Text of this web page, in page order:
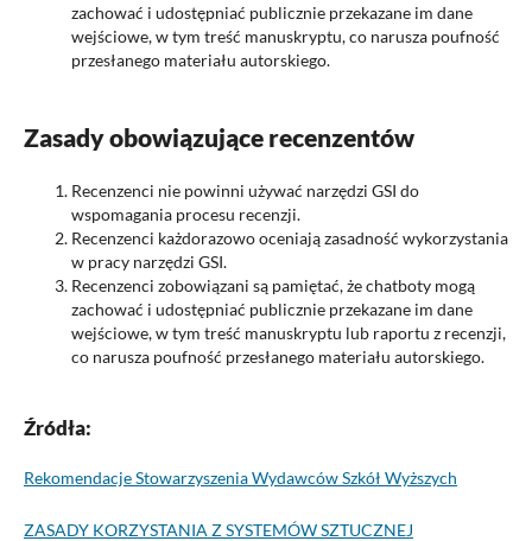
zachować i udostępniać publicznie przekazane im dane
wejściowe, w tym treść manuskryptu, co narusza poufność
przesłanego materiału autorskiego.
Zasady obowiązujące recenzentów
Recenzenci nie powinni używać narzędzi GSI do
wspomagania procesu recenzji.
Recenzenci każdorazowo oceniają zasadność wykorzystania
w pracy narzędzi GSI.
Recenzenci zobowiązani są pamiętać, że chatboty mogą
zachować i udostępniać publicznie przekazane im dane
wejściowe, w tym treść manuskryptu lub raportu z recenzji,
co narusza poufność przesłanego materiału autorskiego.
Źródła:
Rekomendacje Stowarzyszenia Wydawców Szkół Wyższych
ZASADY KORZYSTANIA Z SYSTEMÓW SZTUCZNEJ